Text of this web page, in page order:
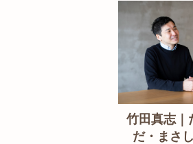
竹田真志｜
だ・まさし